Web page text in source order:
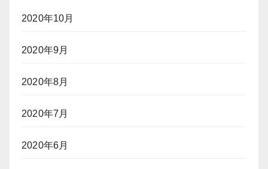
2020年10月
2020年9月
2020年8月
2020年7月
2020年6月